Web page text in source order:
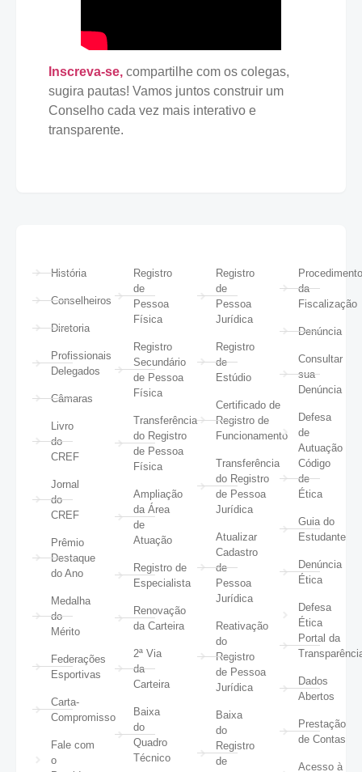
Inscreva-se, compartilhe com os colegas,
sugira pautas! Vamos juntos construir um
Conselho cada vez mais interativo e
transparente.
História
Conselheiros
Diretoria
Profissionais
Delegados
Câmaras
Livro
do
CREF
Jornal
do
CREF
Prêmio
Destaque
do Ano
Medalha
do
Mérito
Federações
Esportivas
Carta-
Compromisso
Fale com
o
Registro
de
Pessoa
Física
Registro
Secundário
de Pessoa
Física
Transferência
do Registro
de Pessoa
Física
Ampliação
da Área
de
Atuação
Registro de
Especialista
Renovação
da Carteira
2ª Via
da
Carteira
Baixa
do
Quadro
Técnico
Registro
de
Pessoa
Jurídica
Registro
de
Estúdio
Certificado de
Registro de
Funcionamento
Transferência
do Registro
de Pessoa
Jurídica
Atualizar
Cadastro
de
Pessoa
Jurídica
Reativação
do
Registro
de Pessoa
Jurídica
Baixa
do
Registro
de
da
Fiscalização
Denúncia
Consultar
sua
Denúncia
Defesa
de
Autuação
Código
de
Ética
Guia do
Estudante
Denúncia
Ética
Defesa
Ética
Portal da
Dados
Abertos
Prestação
de Contas
Acesso à